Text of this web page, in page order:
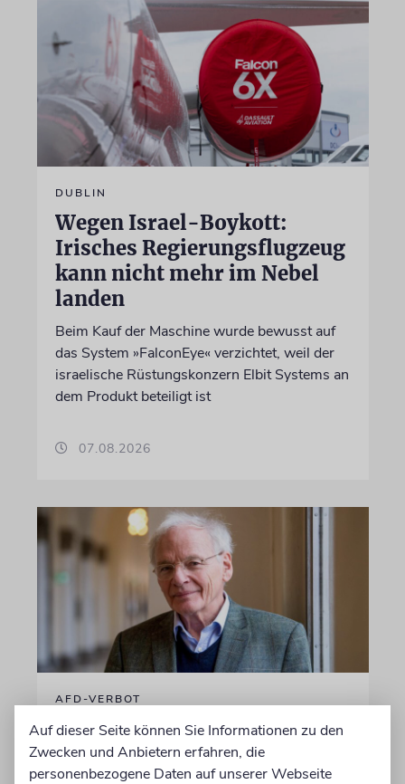
DUBLIN
Wegen Israel-Boykott:
Irisches Regierungsflugzeug
kann nicht mehr im Nebel
landen
Beim Kauf der Maschine wurde bewusst auf
das System »FalconEye« verzichtet, weil der
israelische Rüstungskonzern Elbit Systems an
dem Produkt beteiligt ist
07.08.2026
AFD-VERBOT
»Wachkitzeln von Gewalt-
und Mordphantasien«
Auf dieser Seite können Sie Informationen zu den
Zwecken und Anbietern erfahren, die
personenbezogene Daten auf unserer Webseite